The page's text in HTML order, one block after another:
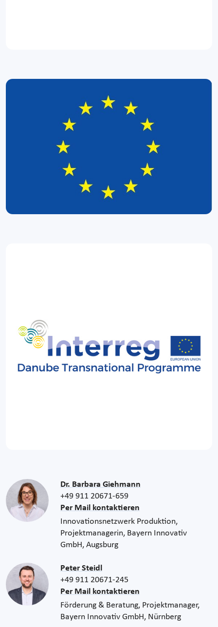
Dr. Barbara Giehmann
+49 911 20671-659
Per Mail kontaktieren
Innovationsnetzwerk Produktion,
Projektmanagerin, Bayern Innovativ
GmbH, Augsburg
Peter Steidl
+49 911 20671-245
Per Mail kontaktieren
Förderung & Beratung, Projektmanager,
Bayern Innovativ GmbH, Nürnberg